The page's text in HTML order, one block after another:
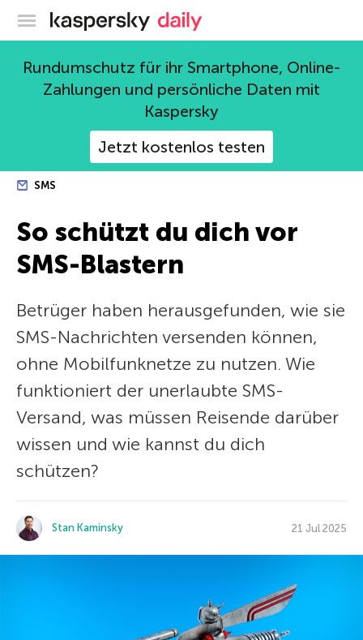
Offizieller Blog von Kaspersky
Rundumschutz für ihr Smartphone, Online-
Zahlungen und persönliche Daten mit
Kaspersky
Jetzt kostenlos testen
SMS
So schützt du dich vor
SMS-Blastern
Betrüger haben herausgefunden, wie sie
SMS-Nachrichten versenden können,
ohne Mobilfunknetze zu nutzen. Wie
funktioniert der unerlaubte SMS-
Versand, was müssen Reisende darüber
wissen und wie kannst du dich
schützen?
Stan Kaminsky 21 Jul 2025